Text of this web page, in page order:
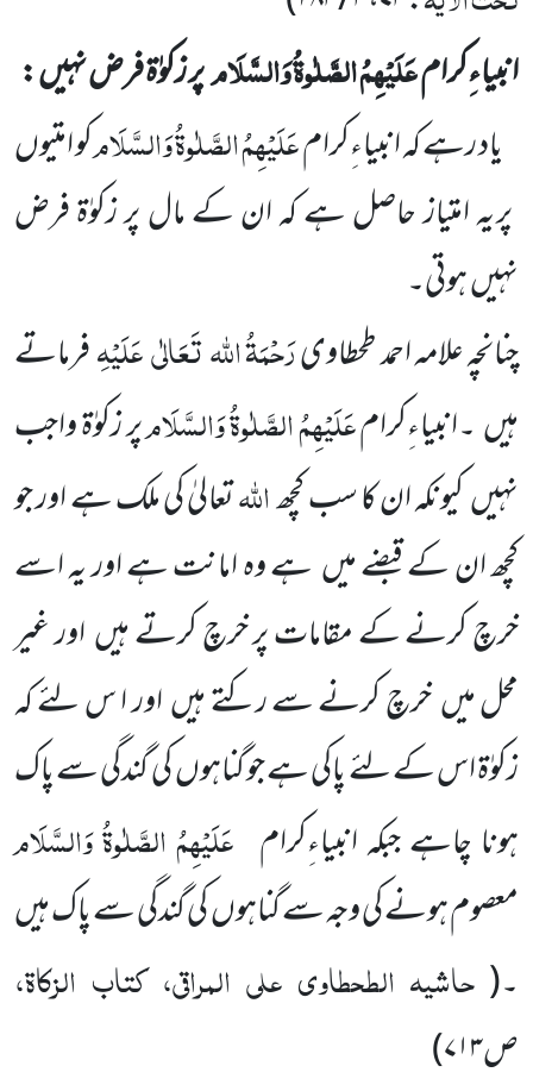
انبیاءِکرامعَلَیْہِمُ الصَّلٰوۃُ وَالسَّلَامپر زکوٰۃ فرض نہیں :
یاد رہے کہ انبیاءِکرامعَلَیْہِمُ الصَّلٰوۃُ وَالسَّلَامکو امتیوں
پر یہ امتیاز حاصل ہے کہ ان کے مال پر زکوٰۃ فرض
نہیںہوتی۔
چنانچہ علامہ احمد طحطاویرَحْمَۃُ اللہتَعَالٰیعَلَیْہِفرماتے
ہیں۔انبیاءِکرامعَلَیْہِمُ الصَّلٰوۃُ وَالسَّلَامپر زکوٰۃ واجب
نہیںکیونکہ انکا سب کچھاللہتعالیٰ کی ملک ہے اور جو
کچھ ان کے قبضے میںہےوہ امانت ہے اور یہ اسے
خرچ کرنے کے مقامات پرخرچ کرتے ہیںاور غیر
محل میںخرچ کرنے سے رکتے ہیںاور ا س لئے کہ
زکوٰۃ اس کے لئے پاکی ہے جو گناہوںکی گندگیسے پاک
ہونا چاہے جبکہ انبیاءِکرام عَلَیْہِمُ الصَّلٰوۃُ وَالسَّلَام
معصوم ہونے کی وجہ سے گناہوںکی گندگی سے پاک ہیں
۔( حاشیہ الطحطاوی علی المراقی، کتاب الزکاۃ،
ص۷۱۳
)